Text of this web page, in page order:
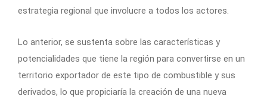
estrategia regional que involucre a todos los actores.
Lo anterior, se sustenta sobre las características y
potencialidades que tiene la región para convertirse en un
territorio exportador de este tipo de combustible y sus
derivados, lo que propiciaría la creación de una nueva